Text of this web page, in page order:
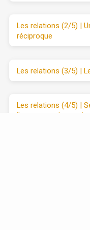
Les relations (2/5) |
réciproque
Les relations (3/5) |
Les relations (4/5) |
l’attaque et du retrait